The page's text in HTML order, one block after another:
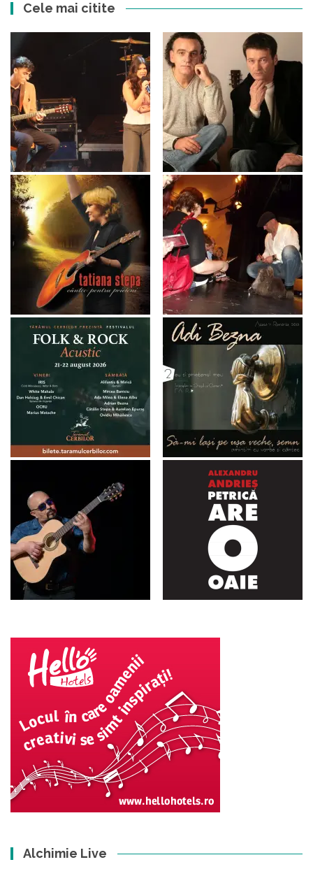
Cele mai citite
Alchimie Live